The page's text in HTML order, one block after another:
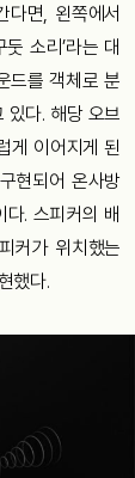
다면, 왼쪽에서
둣 소리’라는 대
드를 객체로 분
있다. 해당 오브
게 이어지게 된
구현되어 온사방
다. 스피커의 배
커가 위치했는
했다.